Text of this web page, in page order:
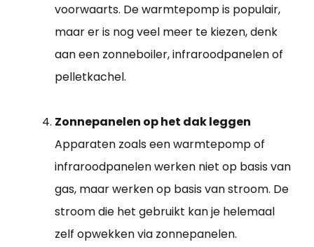
voorwaarts. De warmtepomp is populair,
maar er is nog veel meer te kiezen, denk
aan een zonneboiler, infraroodpanelen of
pelletkachel.
Zonnepanelen op het dak leggen
Apparaten zoals een warmtepomp of
infraroodpanelen werken niet op basis van
gas, maar werken op basis van stroom. De
stroom die het gebruikt kan je helemaal
zelf opwekken via zonnepanelen.